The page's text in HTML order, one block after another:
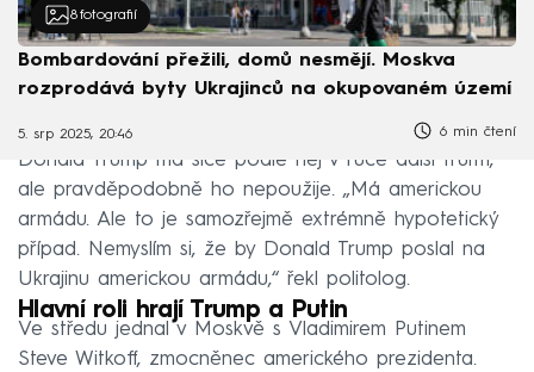
8 fotografií
Bombardování přežili, domů nesmějí. Moskva
rozprodává byty Ukrajinců na okupovaném území
5. srp 2025, 20:46 6 min čtení
Donald Trump má sice podle něj v ruce další trumf,
ale pravděpodobně ho nepoužije. „Má americkou
armádu. Ale to je samozřejmě extrémně hypotetický
případ. Nemyslím si, že by Donald Trump poslal na
Ukrajinu americkou armádu,“ řekl politolog.
Hlavní roli hrají Trump a Putin
Ve středu jednal v Moskvě s Vladimirem Putinem
Steve Witkoff, zmocněnec amerického prezidenta.